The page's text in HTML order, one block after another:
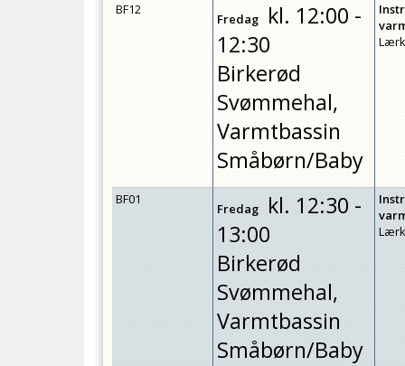
BF12
Fredag kl. 12:00 -
12:30
Birkerød
Svømmehal,
Varmtbassin
Småbørn/Baby
BF01
Fredag kl. 12:30 -
13:00
Birkerød
Svømmehal,
Varmtbassin
Småbørn/Baby